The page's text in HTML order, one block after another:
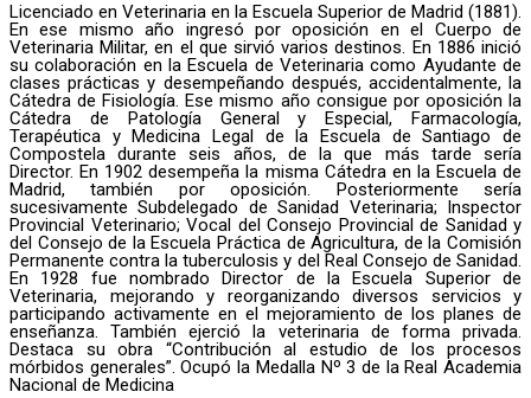
Licenciado en Veterinaria en la Escuela Superior de Madrid (1881).
En ese mismo año ingresó por oposición en el Cuerpo de
Veterinaria Militar, en el que sirvió varios destinos. En 1886 inició
su colaboración en la Escuela de Veterinaria como Ayudante de
clases prácticas y desempeñando después, accidentalmente, la
Cátedra de Fisiología. Ese mismo año consigue por oposición la
Cátedra de Patología General y Especial, Farmacología,
Terapéutica y Medicina Legal de la Escuela de Santiago de
Compostela durante seis años, de la que más tarde sería
Director. En 1902 desempeña la misma Cátedra en la Escuela de
Madrid, también por oposición. Posteriormente sería
sucesivamente Subdelegado de Sanidad Veterinaria; Inspector
Provincial Veterinario; Vocal del Consejo Provincial de Sanidad y
del Consejo de la Escuela Práctica de Agricultura, de la Comisión
Permanente contra la tuberculosis y del Real Consejo de Sanidad.
En 1928 fue nombrado Director de la Escuela Superior de
Veterinaria, mejorando y reorganizando diversos servicios y
participando activamente en el mejoramiento de los planes de
enseñanza. También ejerció la veterinaria de forma privada.
Destaca su obra “Contribución al estudio de los procesos
mórbidos generales”. Ocupó la Medalla Nº 3 de la Real Academia
Nacional de Medicina